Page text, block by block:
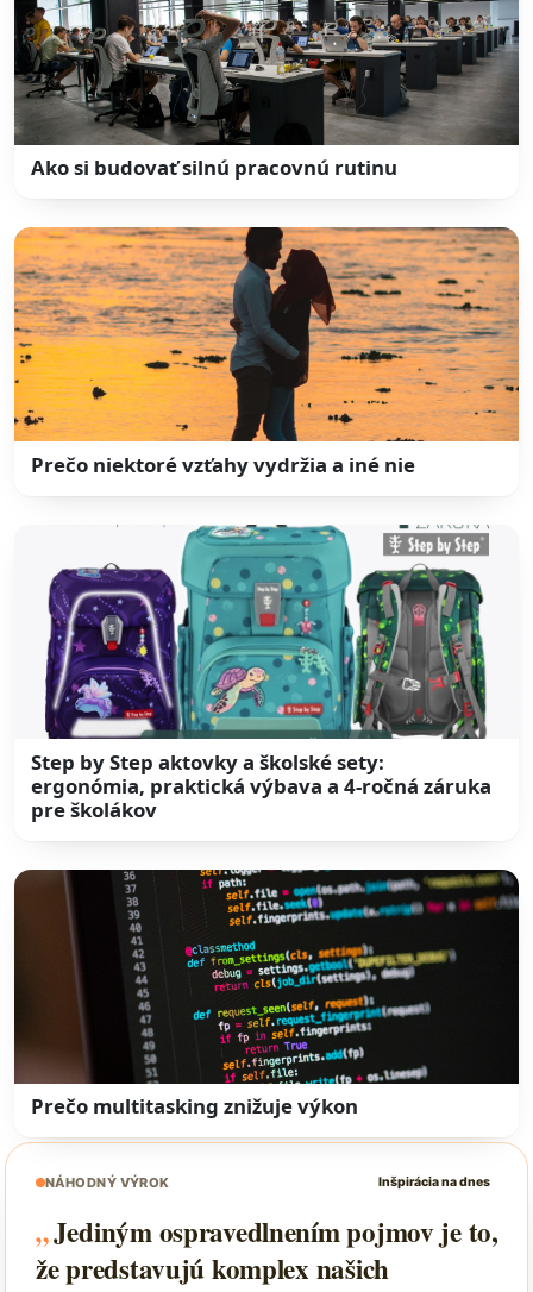
Ako si budovať silnú pracovnú rutinu
Prečo niektoré vzťahy vydržia a iné nie
Step by Step aktovky a školské sety:
ergonómia, praktická výbava a 4-ročná záruka
pre školákov
Prečo multitasking znižuje výkon